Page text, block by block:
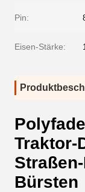
Pin:
Eisen-Stärke:
Traktor-
Bürsten